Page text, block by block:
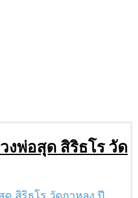
งพ่อสุด สิริธโร วัด